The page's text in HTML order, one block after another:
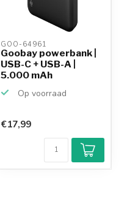
GOO-64961
Goobay powerbank |
USB-C + USB-A |
5.000 mAh
Op voorraad
€17,99